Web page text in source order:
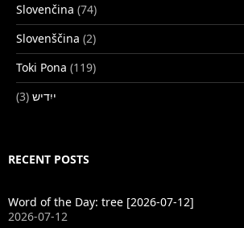
Slovenčina (74)
Slovenščina (2)
Toki Pona (119)
ייִדיש (3)
RECENT POSTS
Word of the Day: tree [2026-07-12]
2026-07-12